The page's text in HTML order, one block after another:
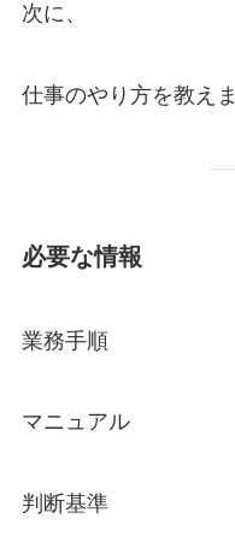
次に、
仕事のやり方を教えま
必要な情報
業務手順
マニュアル
判断基準